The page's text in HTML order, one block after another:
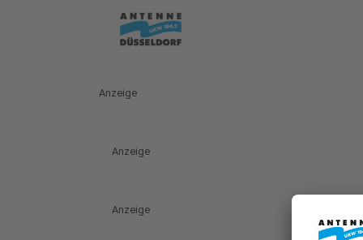
Anzeige
Anzeige
Anzeige